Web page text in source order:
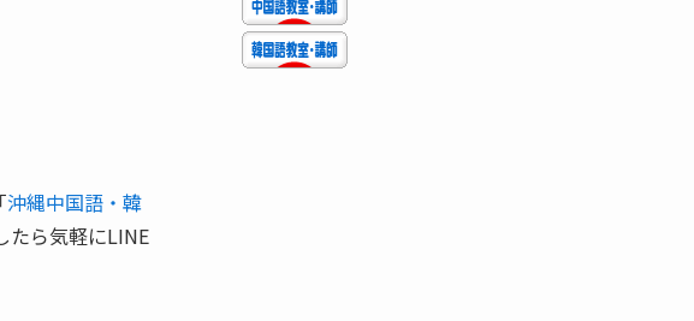
沖縄中国語・韓
たら気軽にLINE